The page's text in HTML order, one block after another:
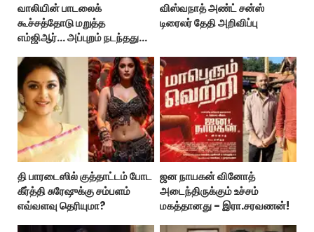
வாலியின் பாடலைக்
கூச்சத்தோடு மறுத்த
எம்ஜிஆர்... அப்புறம் நடந்தது
விஸ்வநாத் அண்ட் சன்ஸ்
டிரைலர் தேதி அறிவிப்பு
தி பாரடைஸில் குத்தாட்டம் போட
கீர்த்தி சுரேஷுக்கு சம்பளம்
எவ்வளவு தெரியுமா?
ஜன நாயகன் வினோத்
அடைந்திருக்கும் உச்சம்
மகத்தானது - இரா.சரவணன்!